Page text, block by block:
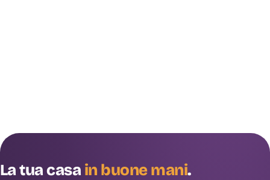
La tua casain buone mani.